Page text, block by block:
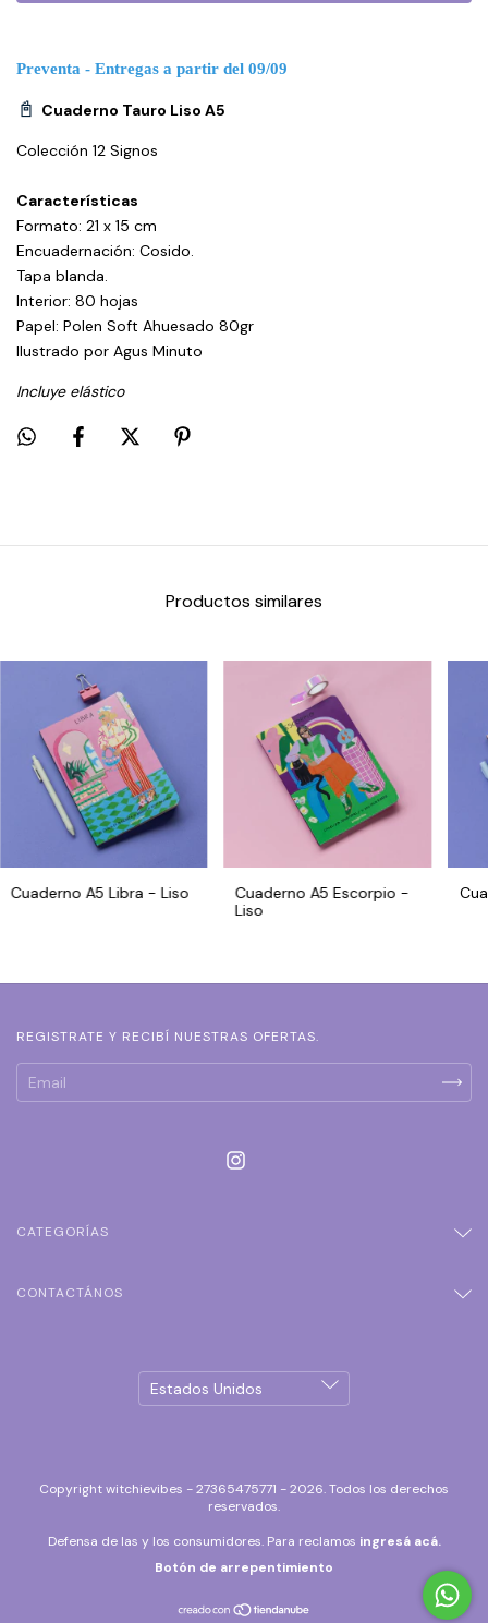
Preventa - Entregas a partir del 09/09
📓 Cuaderno Tauro Liso A5
Colección 12 Signos
Características
Formato: 21 x 15 cm
Encuadernación: Cosido.
Tapa blanda.
Interior: 80 hojas
Papel: Polen Soft Ahuesado 80gr
Ilustrado por Agus Minuto
Incluye elástico
Productos similares
Cuaderno A5 Libra - Liso
Cuaderno A5 Escorpio -
Liso
REGISTRATE Y RECIBÍ NUESTRAS OFERTAS.
CATEGORÍAS
CONTACTÁNOS
Copyright witchievibes - 27365475771 - 2026. Todos los derechos
reservados.
Defensa de las y los consumidores. Para reclamos ingresá acá.
Botón de arrepentimiento